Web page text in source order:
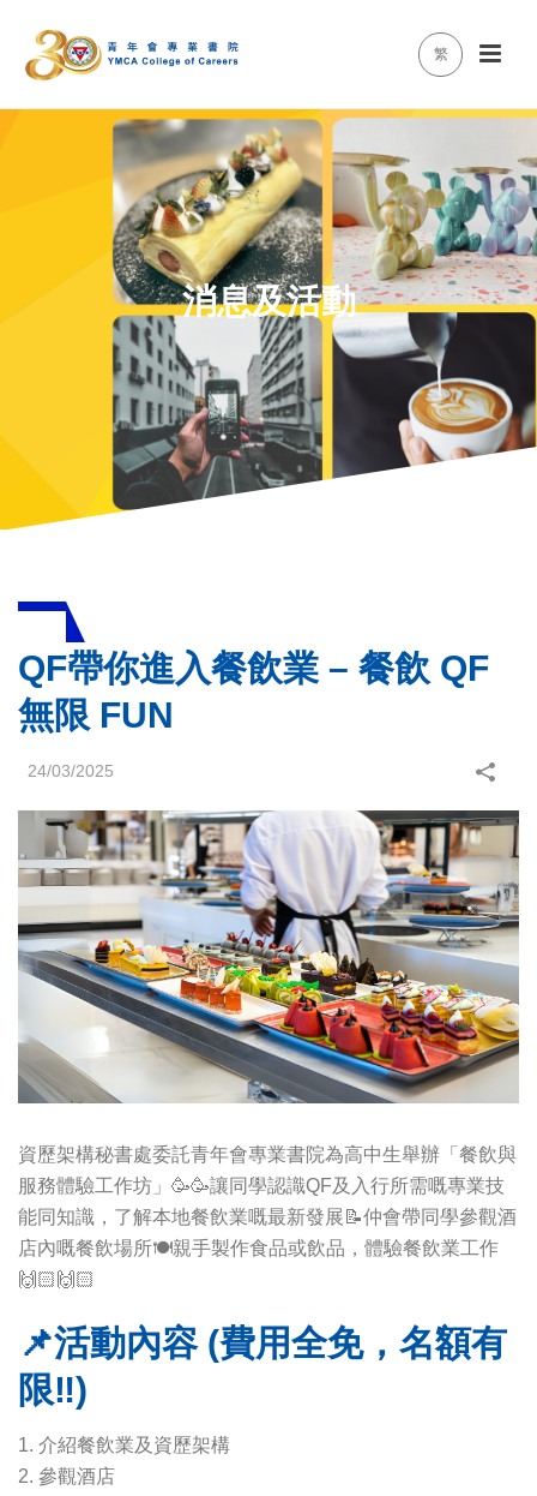
繁
消息及活動
QF帶你進入餐飲業 – 餐飲 QF
無限 FUN
24/03/2025
資歷架構秘書處委託青年會專業書院為高中生舉辦「餐飲與
服務體驗工作坊」🥳🥳讓同學認識QF及入行所需嘅專業技
能同知識，了解本地餐飲業嘅最新發展📝仲會帶同學參觀酒
店內嘅餐飲場所🍽親手製作食品或飲品，體驗餐飲業工作
🙌🏻🙌🏻
📌活動內容 (費用全免，名額有
限‼)
1. 介紹餐飲業及資歷架構
2. 參觀酒店